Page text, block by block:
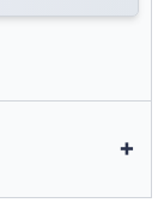
la Caspa y